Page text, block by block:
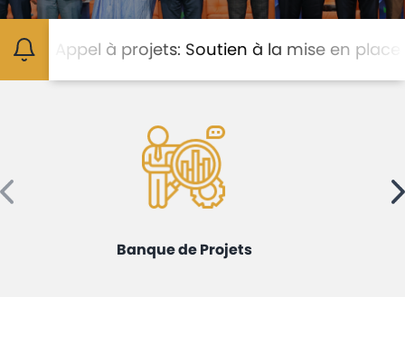
Avis
et
Appel à projets: Soutien à la mise en place de
Banque de Projets